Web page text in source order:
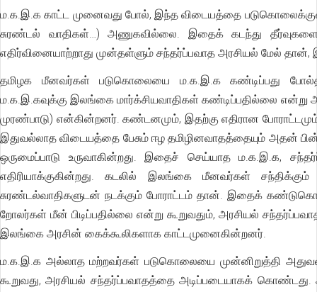
ம.க.இ.க காட்ட முனைவது போல், இந்த விடையத்தை படுகொலைக்குள்
சுரண்டல் வாதிகள்…) அணுகவில்லை. இதைக் கடந்து
எதிர்வினையாற்றாது முன்தள்ளும் சந்தர்ப்பவாத அரசியல் மேல்
தமிழக மீனவர்கள் படுகொலையை ம.க.இ.க கண்டிப்பது
ம.க.இ.கவுக்கு இலங்கை மார்க்சியவாதிகள் கண்டிப்பதில்லை
முரண்பாடு) என்கின்றனர். கண்டனமும், இதற்கு எதிரான
இதுவல்லாத விடையத்தை பேசும் ஈழ தமிழினவாதத்தையும் அதன்
ஒருமைப்பாடு உருவாகின்றது. இதைச் செய்யாத ம.க.இ.க,
எதிரியாக்குகின்றது. கடலில் இலங்கை மீனவர்கள்
சுரண்டல்வாதிகளுடன் நடக்கும் போராட்டம் தான். இதைக்
றோலர்கள் மீன் பிடிப்பதில்லை என்று கூறுவதும், அரசியல்
இலங்கை அரசின் கைக்கூலிகளாக காட்டமுனைகின்றனர்.
ம.க.இ.க அல்லாத மற்றவர்கள் படுகொலையை முன்னிறுத்தி
கூறுவது, அரசியல் சந்தர்ப்பவாதத்தை அடிப்படையாகக்